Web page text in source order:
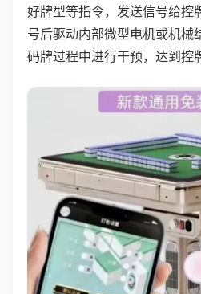
好牌型等指令，发送信号给控
号后驱动内部微型电机或机械
码牌过程中进行干预，达到控